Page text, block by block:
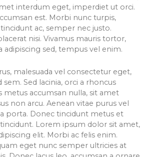
interdum eget, imperdiet ut orci.
est. Morbi nunc turpis,
ac, semper nec justo.
nisi. Vivamus mauris tortor,
adipiscing sed, tempus vel enim.
malesuada vel consectetur eget,
Sed lacinia, orci a rhoncus
metus accumsan nulla, sit amet
non arcu. Aenean vitae purus vel
porta. Donec tincidunt metus et
Lorem ipsum dolor sit amet,
elit. Morbi ac felis enim.
eget nunc semper ultricies at